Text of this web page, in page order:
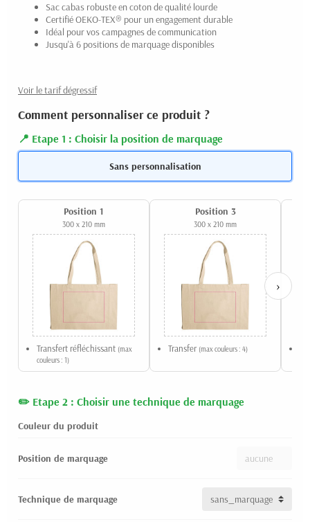
(2 avis)
Sac cabas robuste en coton de qualité lourde
Certifié OEKO-TEX® pour un engagement durable
Idéal pour vos campagnes de communication
Jusqu'à 6 positions de marquage disponibles
Voir le tarif dégressif
Comment personnaliser ce produit ?
Etape 1 : Choisir la position de marquage
Sans personnalisation
Position 1
300 x 210 mm
Transfert réfléchissant (max
couleurs : 1)
Position 3
300 x 210 mm
Transfer (max couleurs : 4)
›
Etape 2 : Choisir une technique de marquage
Couleur du produit
Position de marquage
Technique de marquage